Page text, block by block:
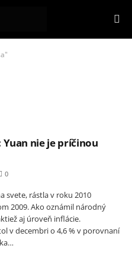
nie je príčinou
0
svete, rástla v roku 2010
2009. Ako oznámil národný
aj úroveň inflácie.
v decembri o 4,6 % v porovnaní